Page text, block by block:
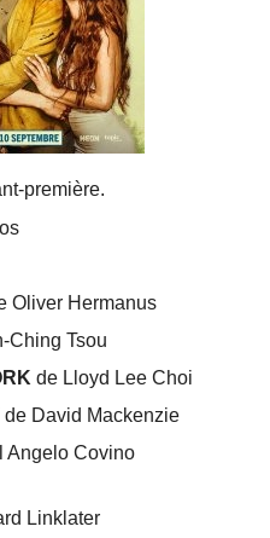
première.
Oliver Hermanus
Ching Tsou
de Lloyd Lee Choi
de David Mackenzie
Angelo Covino
Linklater